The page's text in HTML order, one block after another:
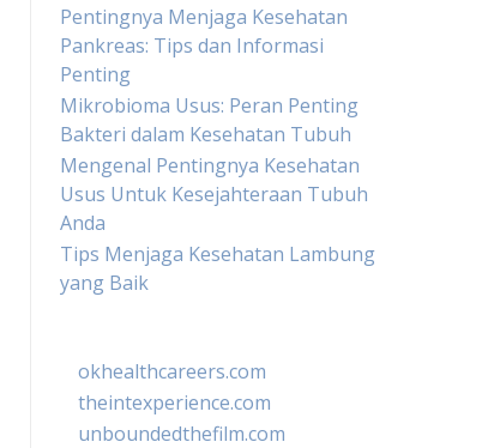
Pentingnya Menjaga Kesehatan
Pankreas: Tips dan Informasi
Penting
Mikrobioma Usus: Peran Penting
Bakteri dalam Kesehatan Tubuh
Mengenal Pentingnya Kesehatan
Usus Untuk Kesejahteraan Tubuh
Anda
Tips Menjaga Kesehatan Lambung
yang Baik
okhealthcareers.com
theintexperience.com
unboundedthefilm.com